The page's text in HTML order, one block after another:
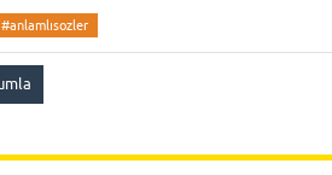
#anlamlısozler